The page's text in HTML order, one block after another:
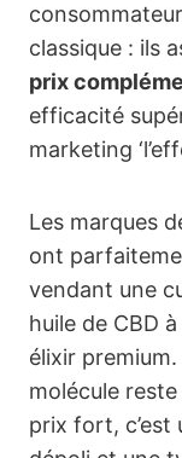
classique : ils
prix
efficacité
marketing
Les marques
ont
vendant une
huile de CBD à
élixir
molécule
prix fort, c’est